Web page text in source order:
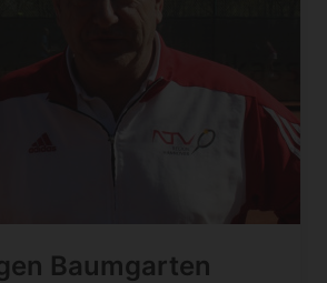
Baumgarten